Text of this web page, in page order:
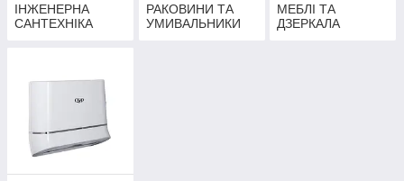
ІНЖЕНЕРНА
САНТЕХНІКА
РАКОВИНИ ТА
УМИВАЛЬНИКИ
МЕБЛІ ТА
ДЗЕРКАЛА